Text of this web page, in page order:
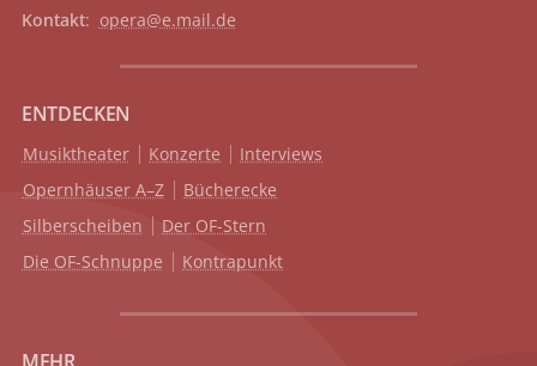
Kontakt: opera@e.mail.de
ENTDECKEN
Musiktheater Konzerte
Interviews
Opernhäuser A–Z
Bücherecke
Silberscheiben
Der OF-Stern
Die OF-Schnuppe
Kontrapunkt